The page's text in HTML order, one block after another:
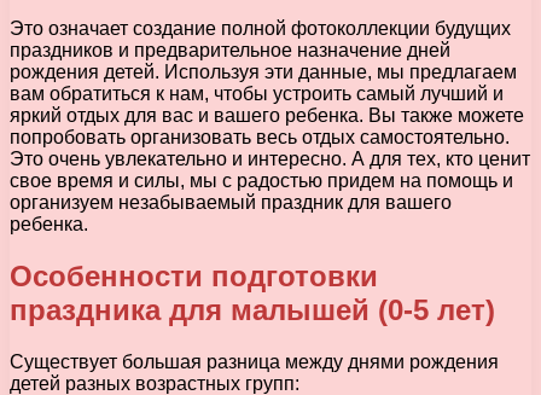
Это означает создание полной фотоколлекции будущих
праздников и предварительное назначение дней
рождения детей. Используя эти данные, мы предлагаем
вам обратиться к нам, чтобы устроить самый лучший и
яркий отдых для вас и вашего ребенка. Вы также можете
попробовать организовать весь отдых самостоятельно.
Это очень увлекательно и интересно. А для тех, кто ценит
свое время и силы, мы с радостью придем на помощь и
организуем незабываемый праздник для вашего
ребенка.
Особенности подготовки
праздника для малышей (0-5 лет)
Существует большая разница между днями рождения
детей разных возрастных групп: